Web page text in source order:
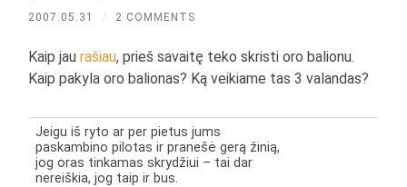
2007.05.31 / 2 COMMENTS
Kaip jaurašiau, prieš savaitę teko skristi oro balionu.
Kaip pakyla oro balionas? Ką veikiame tas 3 valandas?
Jeigu iš ryto ar per pietus jums
paskambino pilotas ir pranešė gerą žinią,
jog oras tinkamas skrydžiui – tai dar
nereiškia, jog taip ir bus.